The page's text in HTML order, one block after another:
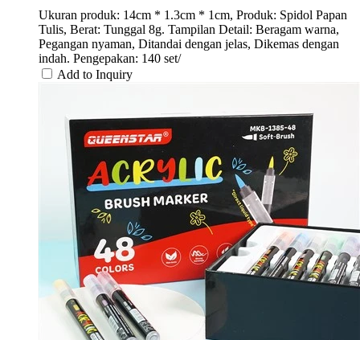
Ukuran produk: 14cm * 1.3cm * 1cm, Produk: Spidol Papan
Tulis, Berat: Tunggal 8g. Tampilan Detail: Beragam warna,
Pegangan nyaman, Ditandai dengan jelas, Dikemas dengan
indah. Pengepakan: 140 set/
Add to Inquiry